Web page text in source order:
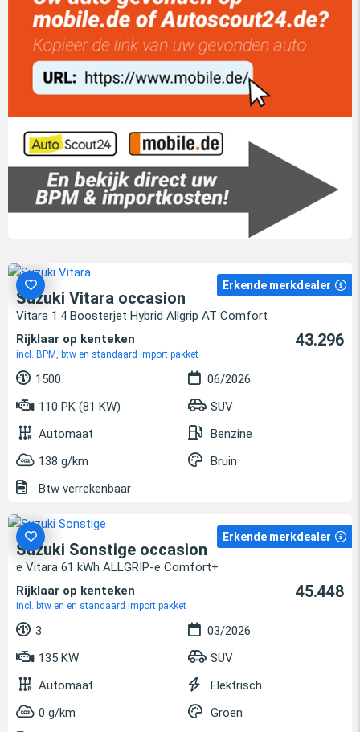
Erkende merkdealer
Suzuki Vitara occasion
Vitara 1.4 Boosterjet Hybrid Allgrip AT Comfort
Rijklaar op kenteken
incl. BPM, btw en standaard import pakket
43.296
1500
06/2026
110 PK (81 KW)
SUV
Automaat
Benzine
138 g/km
Bruin
Btw verrekenbaar
Erkende merkdealer
Suzuki Sonstige occasion
e Vitara 61 kWh ALLGRIP-e Comfort+
Rijklaar op kenteken
incl. btw en en standaard import pakket
45.448
3
03/2026
135 KW
SUV
Automaat
Elektrisch
0 g/km
Groen